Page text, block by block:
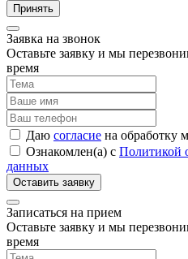
Принять
Заявка на звонок
Оставьте заявку и мы
время
Даю согласие на обработку
Ознакомлен(а) с Политикой
данных
Записаться на прием
Оставьте заявку и мы
время